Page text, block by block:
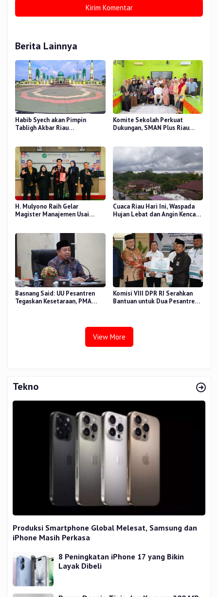
Berita Lainnya
Habib Syech akan Pimpin
Tabligh Akbar Riau
Komite Sekolah Perkuat
Dukungan, SMAN Plus Riau
H. Mulyono Raih Gelar
Magister Manajemen Usai
Cuaca Riau Hari Ini, Waspada
Hujan Lebat dan Angin Kencang
Basnang Said: UU Pesantren
Tegaskan Kesetaraan, PMA
Komisi VIII DPR RI Serahkan
Bantuan untuk Dua Pesantren
View More
Tekno
Produksi Smartphone Global Melesat, Samsung dan
iPhone Masih Perkasa
8 Peningkatan iPhone 17 yang Bikin
Layak Dibeli